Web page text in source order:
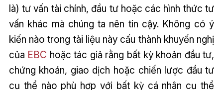
là) tư vấn tài chính, đầu tư hoặc các hình thức tư
vấn khác mà chúng ta nên tin cậy. Không có ý
kiến nào trong tài liệu này cấu thành khuyến nghị
của EBC hoặc tác giả rằng bất kỳ khoản đầu tư,
chứng khoán, giao dịch hoặc chiến lược đầu tư
cụ thể nào phù hợp với bất kỳ cá nhân cụ thể